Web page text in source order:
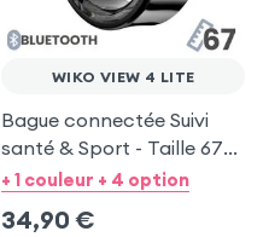
WIKO VIEW 4 LITE
Bague connectée Suivi
santé & Sport - Taille 67
Noir
+ 1 couleur + 4 option
34,90 €